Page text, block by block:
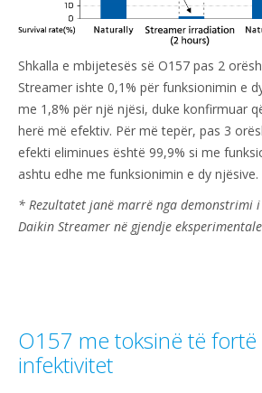
Shkalla e mbijetesës së O157 pas 2
Streamer ishte 0,1% për funksionimin e
me 1,8% për një njësi, duke konfirmuar
herë më efektiv. Për më tepër, pas 3
efekti eliminues është 99,9% si me
ashtu edhe me funksionimin e dy njësive.
* Rezultatet janë marrë nga demonstrimi
Daikin Streamer në gjendje
O157 me toksinë të
infektivitet